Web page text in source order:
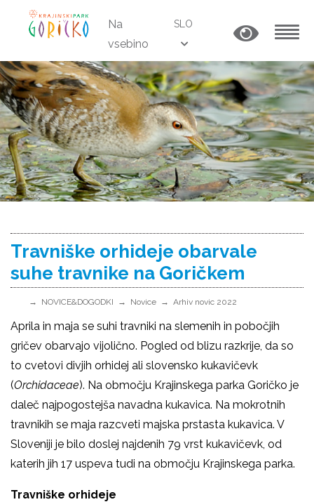
Na
vsebino
SLO
Travniške orhideje obarvale
suhe travnike na Goričkem
NOVICE&DOGODKI Novice Arhiv novic 2022
Aprila in maja se suhi travniki na slemenih in pobočjih
gričev obarvajo vijolično. Pogled od blizu razkrije, da so
to cvetovi divjih orhidej ali slovensko kukavičevk
(Orchidaceae). Na območju Krajinskega parka Goričko je
daleč najpogostejša navadna kukavica. Na mokrotnih
travnikih se maja razcveti majska prstasta kukavica. V
Sloveniji je bilo doslej najdenih 79 vrst kukavičevk, od
katerih jih 17 uspeva tudi na območju Krajinskega parka.
Travniške orhideje